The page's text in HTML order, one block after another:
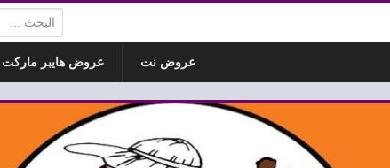
البحث:
عروض نت عروض هايبر ماركت